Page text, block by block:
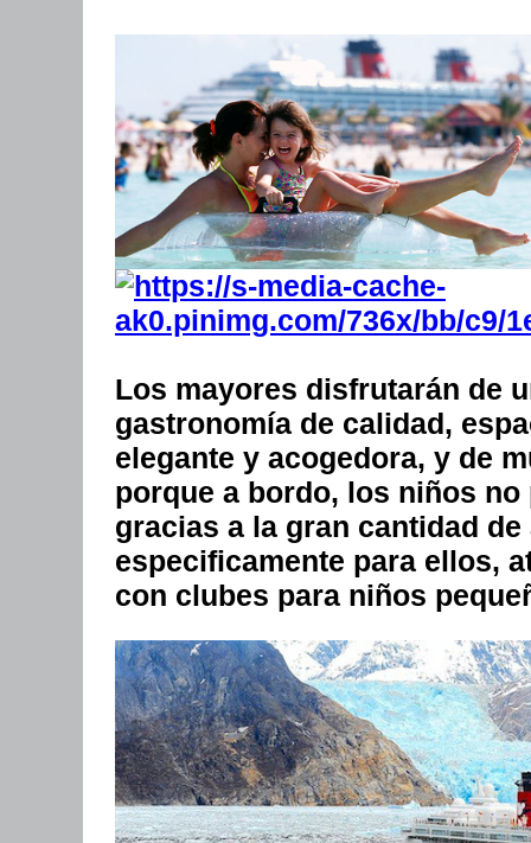
Los mayores disfrutarán de
gastronomía de calidad,
elegante y acogedora, y de
porque a bordo, los niños
gracias a la gran cantidad
especificamente para ellos,
con clubes para niños